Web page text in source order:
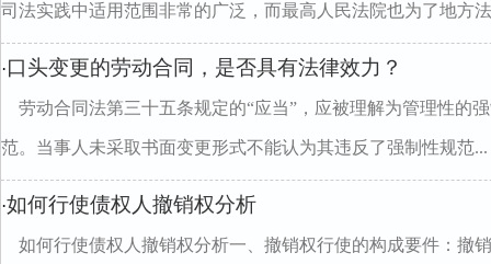
司法实践中适用范围非常的广泛，而最高人民法院也为了地方
·口头变更的劳动合同，是否具有法律效力？
劳动合同法第三十五条规定的“应当”，应被理解为管理性的
范。当事人未采取书面变更形式不能认为其违反了强制性规范...
·如何行使债权人撤销权分析
如何行使债权人撤销权分析一、撤销权行使的构成要件：撤